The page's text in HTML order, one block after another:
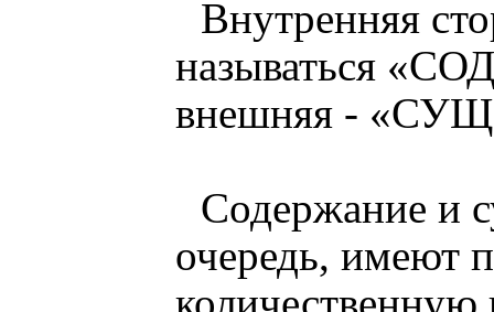
Внутренняя
называться
внешняя -
Содержание и
очередь, имеют